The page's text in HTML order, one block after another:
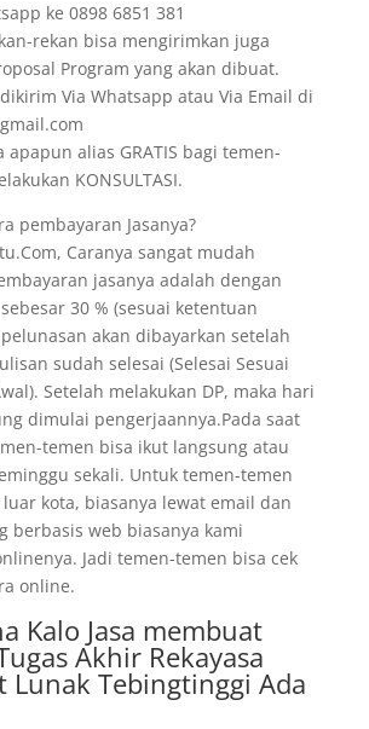
ke 0898 6851 381
rekan bisa mengirimkan juga
Program yang akan dibuat.
Via Whatsapp atau Via Email di
apapun alias GRATIS bagi temen-
KONSULTASI.
pembayaran Jasanya?
Caranya sangat mudah
jasanya adalah dengan
30 % (sesuai ketentuan
akan dibayarkan setelah
sudah selesai (Selesai Sesuai
Setelah melakukan DP, maka hari
dimulai pengerjaannya.Pada saat
temen bisa ikut langsung atau
sekali. Untuk temen-temen
kota, biasanya lewat email dan
berbasis web biasanya kami
Jadi temen-temen bisa cek
online.
Kalo Jasa membuat
Akhir Rekayasa
Lunak Tebingtinggi Ada